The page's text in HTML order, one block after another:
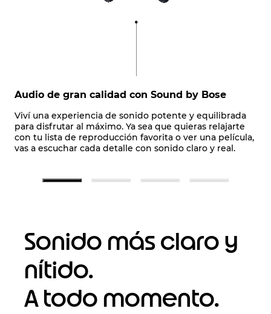
Audio de gran calidad con Sound by Bose
Viví una experiencia de sonido potente y equilibrada
para disfrutar al máximo. Ya sea que quieras relajarte
con tu lista de reproducción favorita o ver una película,
vas a escuchar cada detalle con sonido claro y real.
Sonido más claro y
nítido.
A todo momento.